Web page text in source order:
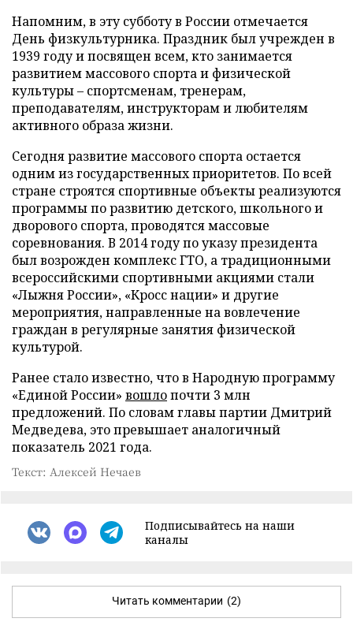
Напомним, в эту субботу в России отмечается
День физкультурника. Праздник был учрежден в
1939 году и посвящен всем, кто занимается
развитием массового спорта и физической
культуры – спортсменам, тренерам,
преподавателям, инструкторам и любителям
активного образа жизни.
Сегодня развитие массового спорта остается
одним из государственных приоритетов. По всей
стране строятся спортивные объекты реализуются
программы по развитию детского, школьного и
дворового спорта, проводятся массовые
соревнования. В 2014 году по указу президента
был возрожден комплекс ГТО, а традиционными
всероссийскими спортивными акциями стали
«Лыжня России», «Кросс нации» и другие
мероприятия, направленные на вовлечение
граждан в регулярные занятия физической
культурой.
Ранее стало известно, что в Народную программу
«Единой России» вошлопочти 3 млн
предложений. По словам главы партии Дмитрий
Медведева, это превышает аналогичный
показатель 2021 года.
Текст: Алексей Нечаев
Подписывайтесь на наши
каналы
Читать комментарии (2)